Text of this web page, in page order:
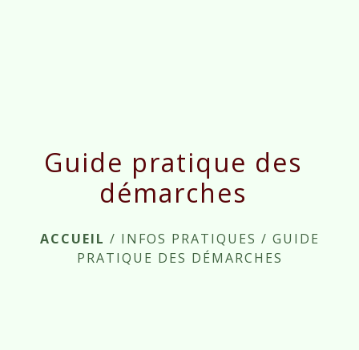
Guide pratique des
démarches
ACCUEIL / INFOS PRATIQUES / GUIDE
PRATIQUE DES DÉMARCHES